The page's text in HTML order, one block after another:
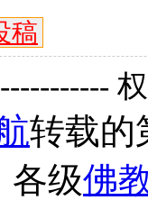
稿
转载的
各级佛